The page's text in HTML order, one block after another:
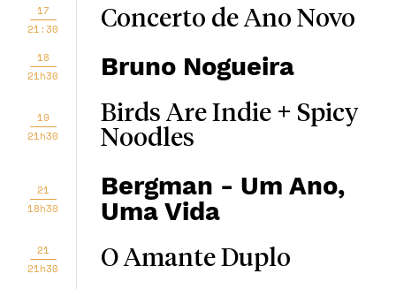
17
21:30
Concerto de Ano Novo
18
21h30
Bruno Nogueira
19
21h30
Birds Are Indie + Spicy
Noodles
21
18h30
Bergman - Um Ano,
Uma Vida
21
21h30
O Amante Duplo